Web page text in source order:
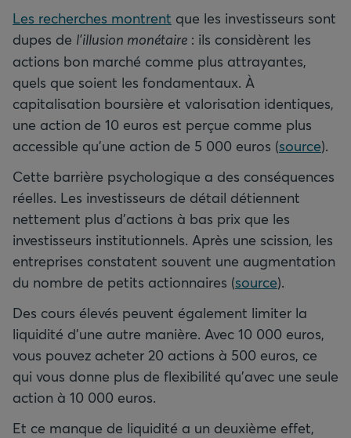
Les recherches montrent que les investisseurs sont
dupes de l’illusion monétaire : ils considèrent les
actions bon marché comme plus attrayantes,
quels que soient les fondamentaux. À
capitalisation boursière et valorisation identiques,
une action de 10 euros est perçue comme plus
accessible qu’une action de 5 000 euros (source).
Cette barrière psychologique a des conséquences
réelles. Les investisseurs de détail détiennent
nettement plus d’actions à bas prix que les
investisseurs institutionnels. Après une scission, les
entreprises constatent souvent une augmentation
du nombre de petits actionnaires (source).
Des cours élevés peuvent également limiter la
liquidité d’une autre manière. Avec 10 000 euros,
vous pouvez acheter 20 actions à 500 euros, ce
qui vous donne plus de flexibilité qu’avec une seule
action à 10 000 euros.
Et ce manque de liquidité a un deuxième effet,